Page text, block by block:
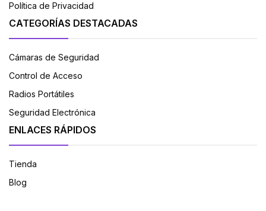
Política de Privacidad
CATEGORÍAS DESTACADAS
Cámaras de Seguridad
Control de Acceso
Radios Portátiles
Seguridad Electrónica
ENLACES RÁPIDOS
Tienda
Blog